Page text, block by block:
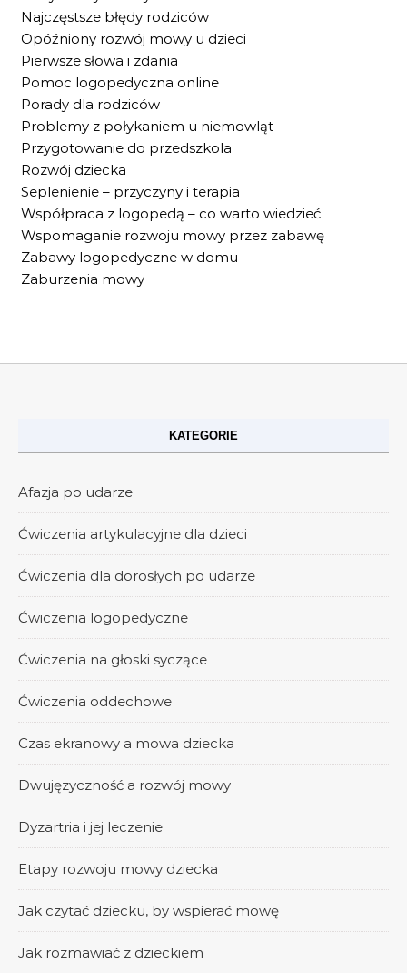
Najczęstsze błędy rodziców
Opóźniony rozwój mowy u dzieci
Pierwsze słowa i zdania
Pomoc logopedyczna online
Porady dla rodziców
Problemy z połykaniem u niemowląt
Przygotowanie do przedszkola
Rozwój dziecka
Seplenienie – przyczyny i terapia
Współpraca z logopedą – co warto wiedzieć
Wspomaganie rozwoju mowy przez zabawę
Zabawy logopedyczne w domu
Zaburzenia mowy
KATEGORIE
Afazja po udarze
Ćwiczenia artykulacyjne dla dzieci
Ćwiczenia dla dorosłych po udarze
Ćwiczenia logopedyczne
Ćwiczenia na głoski syczące
Ćwiczenia oddechowe
Czas ekranowy a mowa dziecka
Dwujęzyczność a rozwój mowy
Dyzartria i jej leczenie
Etapy rozwoju mowy dziecka
Jak czytać dziecku, by wspierać mowę
Jak rozmawiać z dzieckiem